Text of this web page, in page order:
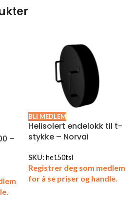
–
BLI MEDLEM
Helisolert endelokk til t-
stykke – Norvai
SKU: he150tsl
Registrer deg som medlem
for å se priser og handle.